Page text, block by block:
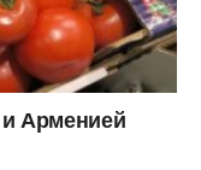
Арменией